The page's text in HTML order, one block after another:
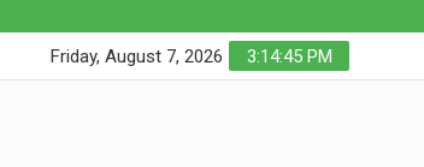
3:14:46 PM
Friday, August 7, 2026